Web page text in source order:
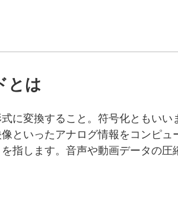
とは
に変換すること。符号化ともいい
といったアナログ情報をコンピュ
指します。音声や動画データの